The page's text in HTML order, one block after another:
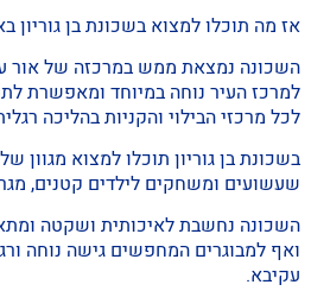
אז מה תוכלו למצוא בשכונת בן גוריון
השכונה נמצאת ממש במרכזה של אור
למרכז העיר נוחה במיוחד ומאפשרת
לכל מרכזי הבילוי והקניות בהליכה
בשכונת בן גוריון תוכלו למצוא מגוון
שעשועים ומשחקים לילדים קטנים,
השכונה נחשבת לאיכותית ושקטה
ואף למבוגרים המחפשים גישה נוחה
עקיבא.